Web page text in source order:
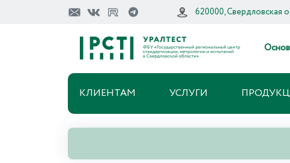
620000, Свердловская
КЛИЕНТАМ УСЛУГИ